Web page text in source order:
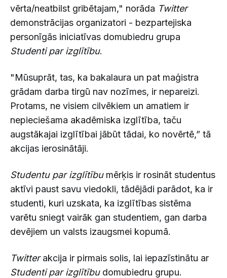
vērta/neatbilst gribētajam," norāda Twitter
demonstrācijas organizatori - bezpartejiska
personīgās iniciatīvas domubiedru grupa
Studenti par izglītību.
"Mūsuprāt, tas, ka bakalaura un pat maģistra
grādam darba tirgū nav nozīmes, ir nepareizi.
Protams, ne visiem cilvēkiem un amatiem ir
nepieciešama akadēmiska izglītība, taču
augstākajai izglītībai jābūt tādai, ko novērtē,” tā
akcijas ierosinātāji.
Studentu par izglītībumērķis ir rosināt studentus
aktīvi paust savu viedokli, tādējādi parādot, ka ir
studenti, kuri uzskata, ka izglītības sistēma
varētu sniegt vairāk gan studentiem, gan darba
devējiem un valsts izaugsmei kopumā.
Twitterakcija ir pirmais solis, lai iepazīstinātu ar
Studenti par izglītībudomubiedru grupu.